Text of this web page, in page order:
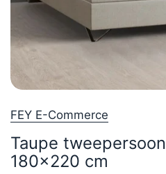
FEY E-Commerce
Taupe
180x220 cm